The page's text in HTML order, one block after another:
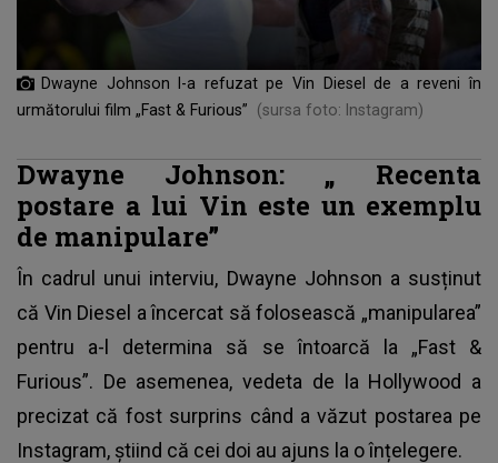
Dwayne Johnson l-a refuzat pe Vin Diesel de a reveni în
următorului film „Fast & Furious”
(sursa foto: Instagram)
Dwayne Johnson: „ Recenta
postare a lui Vin este un exemplu
de manipulare”
În cadrul unui interviu, Dwayne Johnson a susținut
că Vin Diesel a încercat să folosească „manipularea”
pentru a-l determina să se întoarcă la „Fast &
Furious”. De asemenea, vedeta de la Hollywood a
precizat că fost surprins când a văzut postarea pe
Instagram, știind că cei doi au ajuns la o înțelegere.